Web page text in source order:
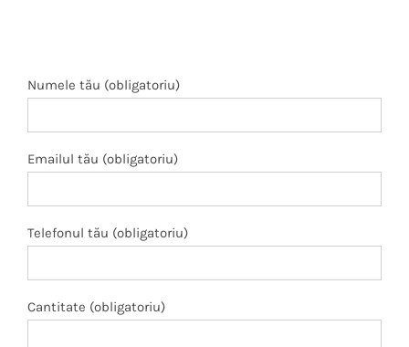
Numele tău (obligatoriu)
Emailul tău (obligatoriu)
Telefonul tău (obligatoriu)
Cantitate (obligatoriu)